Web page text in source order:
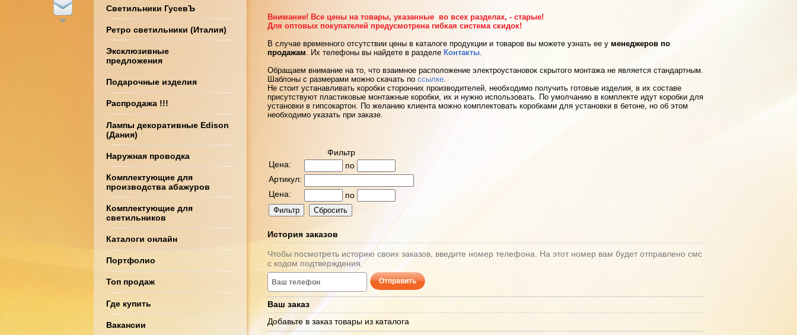
Светильники ГусевЪ
Ретро светильники (Италия)
Эксклюзивные
предложения
Подарочные изделия
Распродажа !!!
Лампы декоративные Edison
(Дания)
Наружная проводка
Комплектующие для
производства абажуров
Комплектующие для
светильников
Каталоги онлайн
Портфолио
Топ продаж
Где купить
Вакансии
Внимание! Все цены на товары, указанные во всех разделах, - старые!
Для оптовых покупателей предусмотрена гибкая система скидок!
В случае временного отсутствии цены в каталоге продукции и товаров вы можете узнать ее у менеджеров по
продажам . Их телефоны вы найдете в разделе Контакты
Обращаем внимание на то, что взаимное расположение электроустановок скрытого монтажа не является стандартным.
Шаблоны с размерами можно скачать по ссылке
Не стоит устанавливать коробки сторонних производителей, необходимо получить готовые изделия, в их составе
присутствуют пластиковые монтажные коробки, их и нужно использовать. По умолчанию в комплекте идут коробки для
установки в гипсокартон. По желанию клиента можно комплектовать коробками для установки в бетоне, но об этом
необходимо указать при заказе.
Фильтр
Цена:
по
Артикул:
Цена:
по
История заказов
Чтобы посмотреть историю своих заказов, введите номер телефона. На этот номер вам будет отправлено смс
с кодом подтверждения.
Отправить
Ваш заказ
Добавьте в заказ товары из каталога